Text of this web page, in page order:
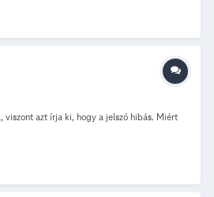
azt írja ki, hogy a jelszó hibás. Miért